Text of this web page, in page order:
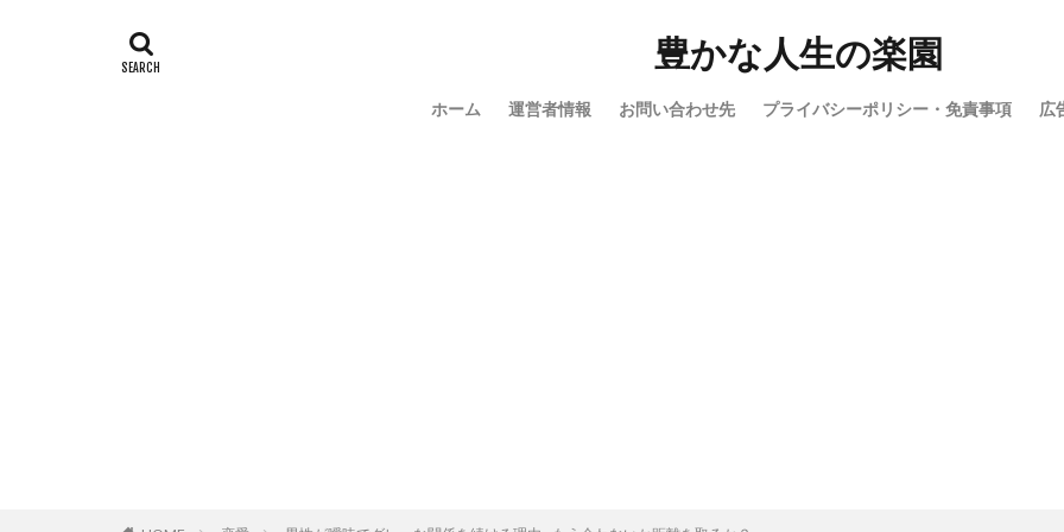
豊かな人生の楽園
ホーム 運営者情報 お問い合わせ先 プライバシーポリシー・免責事項 広